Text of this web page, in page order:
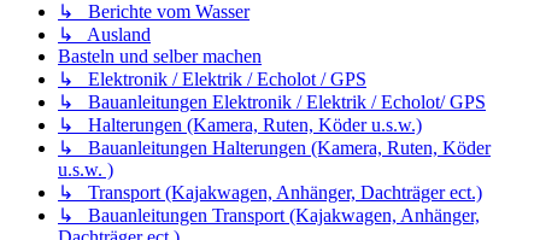
↳ Berichte vom Wasser
↳ Ausland
Basteln und selber machen
↳ Elektronik / Elektrik / Echolot / GPS
↳ Bauanleitungen Elektronik / Elektrik / Echolot/ GPS
↳ Halterungen (Kamera, Ruten, Köder u.s.w.)
↳ Bauanleitungen Halterungen (Kamera, Ruten, Köder
u.s.w. )
↳ Transport (Kajakwagen, Anhänger, Dachträger ect.)
↳ Bauanleitungen Transport (Kajakwagen, Anhänger,